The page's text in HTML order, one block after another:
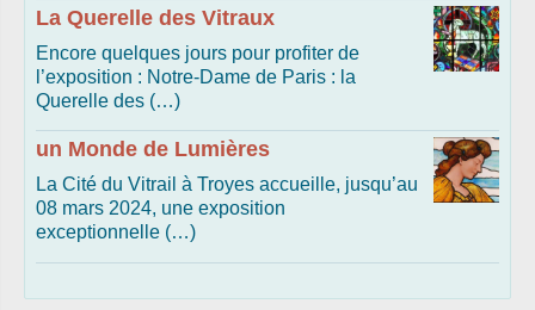
La Querelle des Vitraux
Encore quelques jours pour profiter de
l’exposition : Notre-Dame de Paris : la
Querelle des (…)
un Monde de Lumières
La Cité du Vitrail à Troyes accueille, jusqu’au
08 mars 2024, une exposition
exceptionnelle (…)